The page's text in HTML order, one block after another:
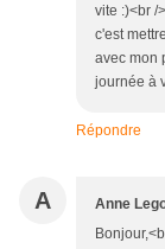
vite :)<br /
c'est
avec mon
journée à
Répondre
A Anne